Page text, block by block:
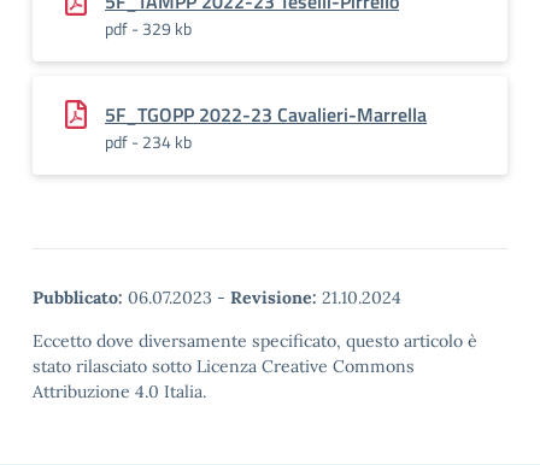
pdf - 329 kb
5F_TGOPP 2022-23 Cavalieri-Marrella
pdf - 234 kb
Pubblicato: 06.07.2023 - Revisione: 21.10.2024
Eccetto dove diversamente specificato, questo articolo è
stato rilasciato sotto Licenza Creative Commons
Attribuzione 4.0 Italia.